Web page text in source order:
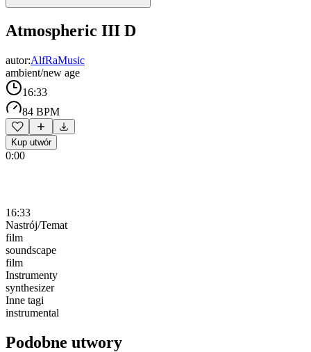
Atmospheric III D
autor:AlfRaMusic
ambient/new age
16:33
84 BPM
Kup utwór
0:00
16:33
Nastrój/Temat
film
soundscape
film
Instrumenty
synthesizer
Inne tagi
instrumental
Podobne utwory